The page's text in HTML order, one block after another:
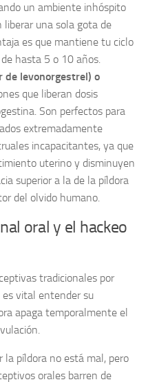
un ambiente inhóspito
liberar una sola gota de
es que mantiene tu ciclo
hasta 5 o 10 años.
de levonorgestrel) o
que liberan dosis
Son perfectos para
extremadamente
incapacitantes, ya que
uterino y disminuyen
superior a la de la píldora
del olvido humano.
oral y el hackeo
tradicionales por
es vital entender su
apaga temporalmente el
la píldora no está mal, pero
orales barren de